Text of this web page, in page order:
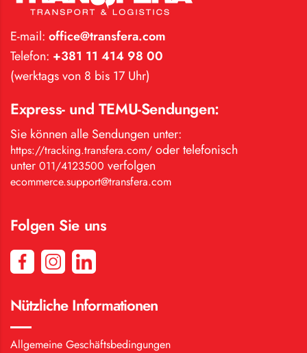
E-mail: office@transfera.com
Telefon: +381 11 414 98 00
(werktags von 8 bis 17 Uhr)
Express- und TEMU-Sendungen:
Sie können alle Sendungen unter:
https://tracking.transfera.com/ oder telefonisch
unter 011/4123500 verfolgen
ecommerce.support@transfera.com
Folgen Sie uns
Nützliche Informationen
Allgemeine Geschäftsbedingungen